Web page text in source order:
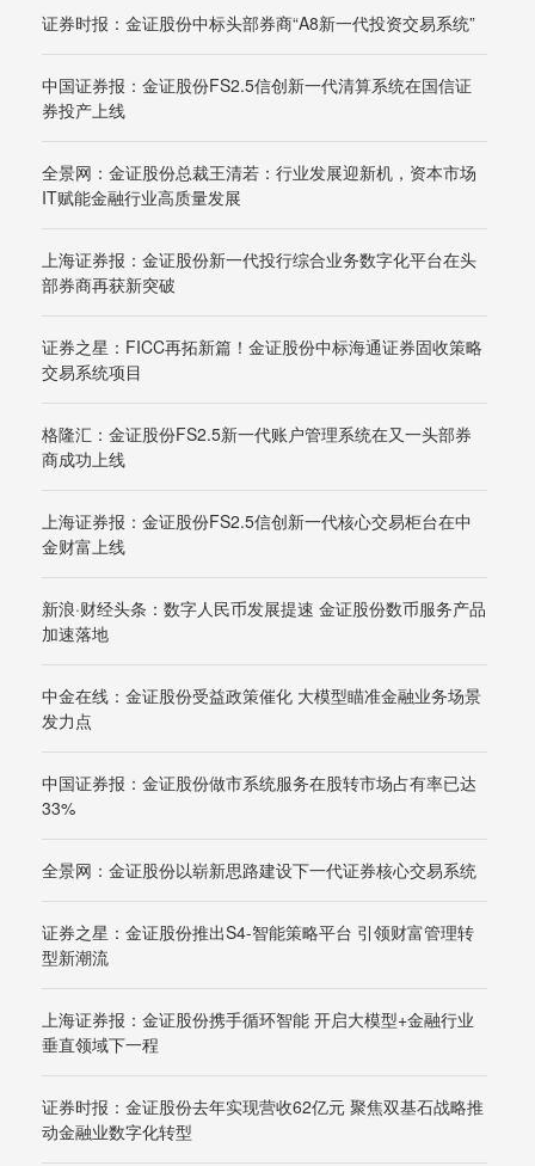
证券时报：金证股份中标头部券商“A8新一代投资交易系统”
中国证券报：金证股份FS2.5信创新一代清算系统在国信证
券投产上线
全景网：金证股份总裁王清若：行业发展迎新机，资本市场
IT赋能金融行业高质量发展
上海证券报：金证股份新一代投行综合业务数字化平台在头
部券商再获新突破
证券之星：FICC再拓新篇！金证股份中标海通证券固收策略
交易系统项目
格隆汇：金证股份FS2.5新一代账户管理系统在又一头部券
商成功上线
上海证券报：金证股份FS2.5信创新一代核心交易柜台在中
金财富上线
新浪·财经头条：数字人民币发展提速 金证股份数币服务产品
加速落地
中金在线：金证股份受益政策催化 大模型瞄准金融业务场景
发力点
中国证券报：金证股份做市系统服务在股转市场占有率已达
33%
全景网：金证股份以崭新思路建设下一代证券核心交易系统
证券之星：金证股份推出S4-智能策略平台 引领财富管理转
型新潮流
上海证券报：金证股份携手循环智能 开启大模型+金融行业
垂直领域下一程
证券时报：金证股份去年实现营收62亿元 聚焦双基石战略推
动金融业数字化转型